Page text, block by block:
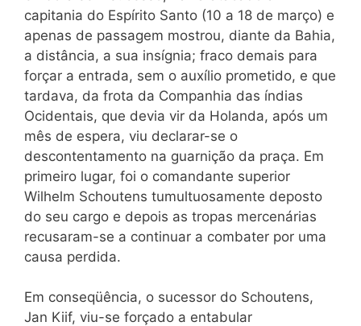
capitania do Espírito Santo (10 a 18 de março) e
apenas de passagem mostrou, diante da Bahia,
a distância, a sua insígnia; fraco demais para
forçar a entrada, sem o auxílio prometido, e que
tardava, da frota da Companhia das índias
Ocidentais, que devia vir da Holanda, após um
mês de espera, viu declarar-se o
descontentamento na guarnição da praça. Em
primeiro lugar, foi o comandante superior
Wilhelm Schoutens tumultuosamente deposto
do seu cargo e depois as tropas mercenárias
recusaram-se a continuar a combater por uma
causa perdida.
Em conseqüência, o sucessor do Schoutens,
Jan Kiif, viu-se forçado a entabular